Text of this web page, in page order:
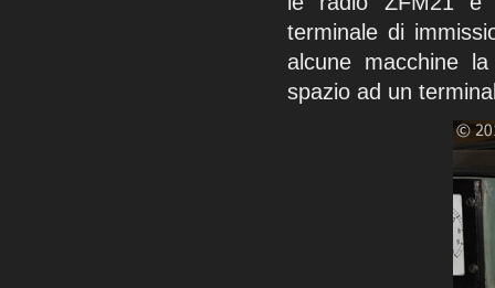
terminale di
alcune macchine
spazio ad un